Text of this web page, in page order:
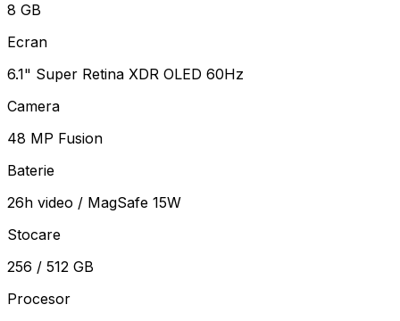
8 GB
Ecran
6.1" Super Retina XDR OLED 60Hz
Camera
48 MP Fusion
Baterie
26h video / MagSafe 15W
Stocare
256 / 512 GB
Procesor